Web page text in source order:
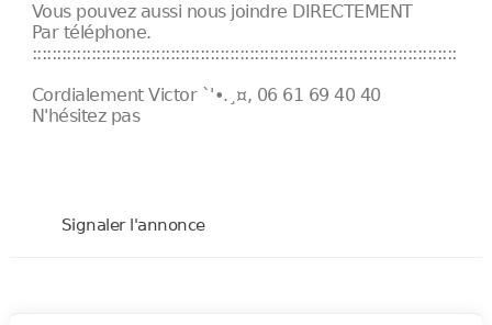
Vous pouvez aussi nous joindre DIRECTEMENT
Par téléphone.
::::::::::::::::::::::::::::::::::::::::::::::::::::::::::::::::::::::::::::::::::::::
Cordialement Victor `'•.¸¤, 06 61 69 40 40
N'hésitez pas
Signaler l'annonce